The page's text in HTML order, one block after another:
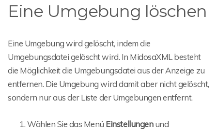
Eine Umgebung löschen
Eine Umgebung wird gelöscht, indem die
Umgebungsdatei gelöscht wird. In MidosaXML besteht
die Möglichkeit die Umgebungsdatei aus der Anzeige zu
entfernen. Die Umgebung wird damit aber nicht gelöscht,
sondern nur aus der Liste der Umgebungen entfernt.
Wählen Sie das Menü Einstellungenund